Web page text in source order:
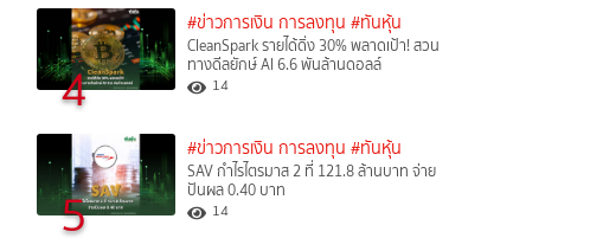
4
#ข่าวการเงิน การลงทุน #ทันหุ้น
CleanSpark รายได้ดิ่ง 30% พลาดเป้า! สวน
ทางดีลยักษ์ AI 6.6 พันล้านดอลล์
14
5
#ข่าวการเงิน การลงทุน #ทันหุ้น
SAV กำไรไตรมาส 2 ที่ 121.8 ล้านบาท จ่าย
ปันผล 0.40 บาท
14